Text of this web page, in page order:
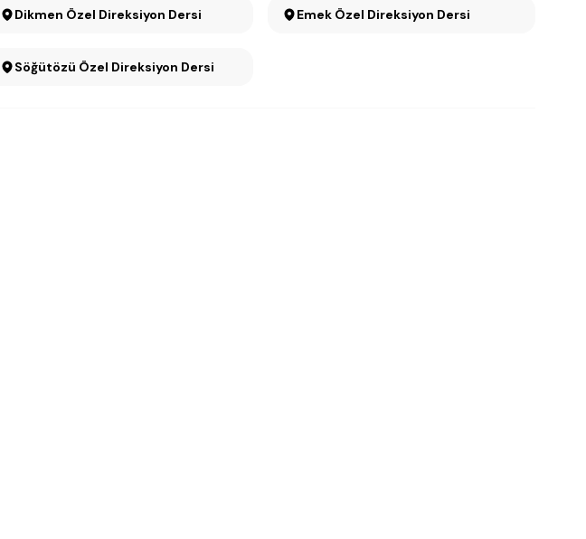
Dikmen Özel Direksiyon Dersi Emek Özel Direksiyon Dersi
Söğütözü Özel Direksiyon Dersi